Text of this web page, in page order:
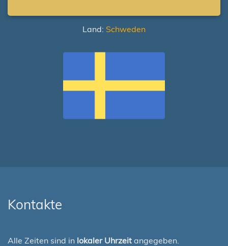
Land: Schweden
Kontakte
Alle Zeiten sind in lokaler Uhrzeit angegeben.